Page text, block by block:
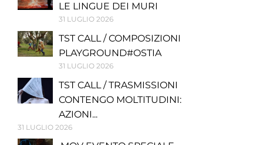
LE LINGUE DEI MURI
31 LUGLIO 2026
TST CALL / COMPOSIZIONI
PLAYGROUND#OSTIA
31 LUGLIO 2026
TST CALL / TRASMISSIONI
CONTENGO MOLTITUDINI:
AZIONI...
31 LUGLIO 2026